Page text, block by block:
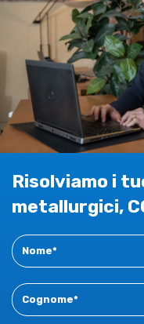
Risolviamo i
metallurgici,
Contact
New